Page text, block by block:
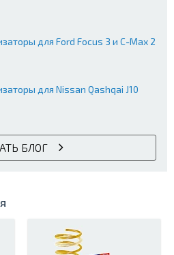
для Ford Focus 3 и C-Max 2
для Nissan Qashqai J10
БЛОГ